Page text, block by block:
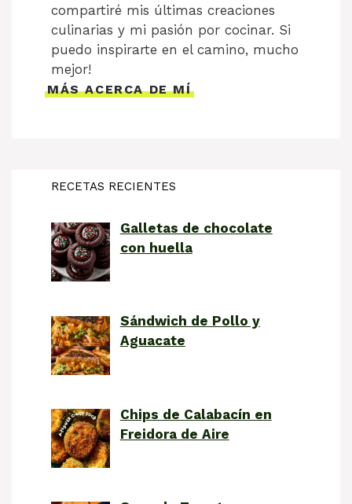
compartiré mis últimas creaciones
culinarias y mi pasión por cocinar. Si
puedo inspirarte en el camino, mucho
mejor!
MÁS ACERCA DE MÍ
RECETAS RECIENTES
Galletas de chocolate
con huella
Sándwich de Pollo y
Aguacate
Chips de Calabacín en
Freidora de Aire